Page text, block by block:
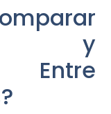
y
Entre